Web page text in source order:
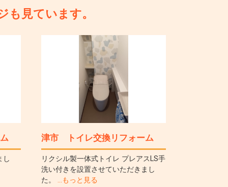
見ています。
し
津市 トイレ交換リフォーム
リクシル製一体式トイレ プレアスLS手
洗い付きを設置させていただきまし
た。
…もっと見る